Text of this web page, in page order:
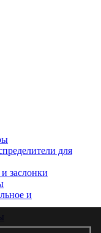
для
заслонки
и